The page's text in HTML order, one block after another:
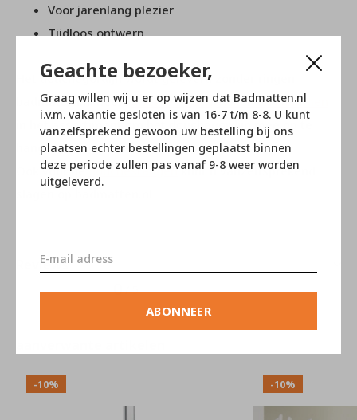
Geachte bezoeker,
Graag willen wij u er op wijzen dat Badmatten.nl
i.v.m. vakantie gesloten is van 16-7 t/m 8-8. U kunt
vanzelfsprekend gewoon uw bestelling bij ons
plaatsen echter bestellingen geplaatst binnen
deze periode zullen pas vanaf 9-8 weer worden
uitgeleverd.
ABONNEER
Voor jarenlang plezier
Tijdloos ontwerp
Het douchegordijn wordt geleverd zonder ringen.
badmatten.nl heeft diverse ringen, haken en klemmen
in het assortiment om het douchegordijn mee op te
hangen.
Ook voor de douchestangenkunt u vanzelfsprekend
Reviews
0/ 5
-10% -10%